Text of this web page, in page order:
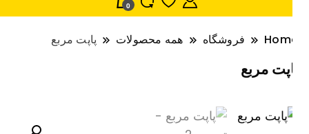
0
فروشگاه همه محصولات پاپت مربع
مربع